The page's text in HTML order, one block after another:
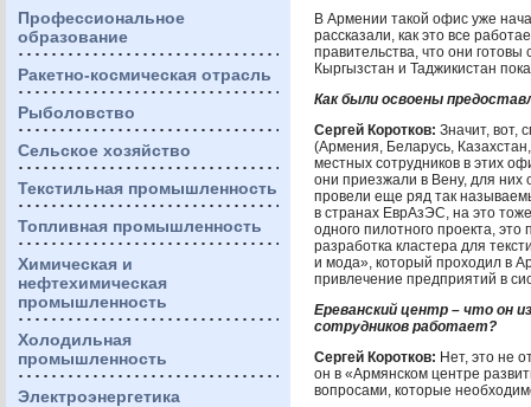
Профессиональное
образование
Ракетно-космическая отрасль
Рыболовство
Сельское хозяйство
Текстильная промышленность
Топливная промышленность
Химическая и
нефтехимическая
промышленность
Холодильная
промышленность
Электроэнергетика
В Армении такой офис уже
рассказали, как это все
правительства, что они
Кыргызстан и Таджикистан
Как были освоены
Сергей Коротков: Значит, вот,
(Армения, Беларусь,
местных сотрудников в этих
они приезжали в Вену, для них
провели еще ряд так
в странах ЕврАзЭС, на это
одного пилотного проекта,
разработка кластера для
и мода», который проходил в
привлечение предприятий в
Ереванский центр – что он
сотрудников работает?
Сергей Коротков: Нет, это не
он в «Армянском центре
вопросами, которые